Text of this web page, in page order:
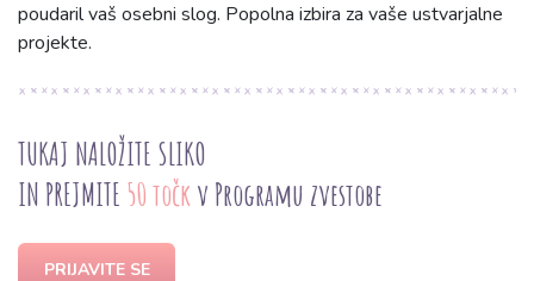
poudaril vaš osebni slog. Popolna izbira za vaše ustvarjalne
projekte.
TUKAJ NALOŽITE SLIKO
IN PREJMITE 50 točk v Programu zvestobe
PRIJAVITE SE